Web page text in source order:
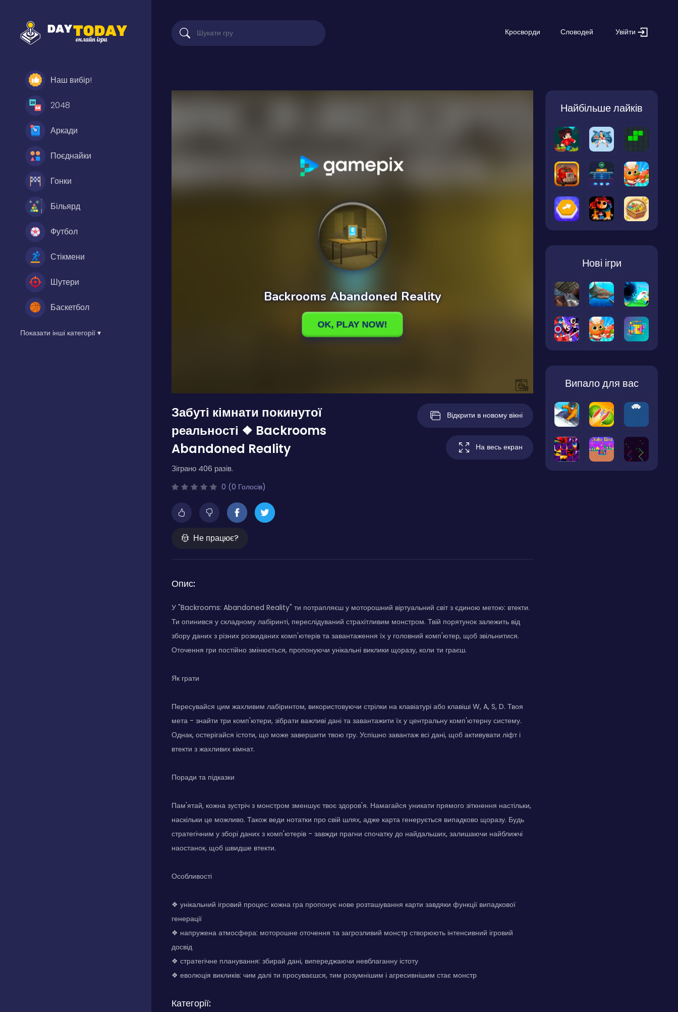
Наш вибір!
2048
Аркади
Поєднайки
Гонки
Більярд
Футбол
Стікмени
Шутери
Баскетбол
Показати інші категорії ▾
Кросворди Словодей Увійти
Забуті кімнати покинутої
реальності ❖ Backrooms
Abandoned Reality
Зіграно 406 разів.
0 (0 Голосів)
Не працює?
Відкрити в новому вікні
На весь екран
Опис:
У "Backrooms: Abandoned Reality" ти потрапляєш у моторошний віртуальний світ з єдиною метою: втекти.
Ти опинився у складному лабіринті, переслідуваний страхітливим монстром. Твій порятунок залежить від
збору даних з різних розкиданих комп'ютерів та завантаження їх у головний комп'ютер, щоб звільнитися.
Оточення гри постійно змінюється, пропонуючи унікальні виклики щоразу, коли ти граєш.
Як грати
Пересувайся цим жахливим лабіринтом, використовуючи стрілки на клавіатурі або клавіші W, A, S, D. Твоя
мета - знайти три комп'ютери, зібрати важливі дані та завантажити їх у центральну комп'ютерну систему.
Однак, остерігайся істоти, що може завершити твою гру. Успішно завантаж всі дані, щоб активувати ліфт і
втекти з жахливих кімнат.
Поради та підказки
Пам'ятай, кожна зустріч з монстром зменшує твоє здоров'я. Намагайся уникати прямого зіткнення настільки,
наскільки це можливо. Також веди нотатки про свій шлях, адже карта генерується випадково щоразу. Будь
стратегічним у зборі даних з комп'ютерів - завжди прагни спочатку до найдальших, залишаючи найближчі
наостанок, щоб швидше втекти.
Особливості
❖ унікальний ігровий процес: кожна гра пропонує нове розташування карти завдяки функції випадкової
генерації
❖ напружена атмосфера: моторошне оточення та загрозливий монстр створюють інтенсивний ігровий
досвід
❖ стратегічне планування: збирай дані, випереджаючи невблаганну істоту
❖ еволюція викликів: чим далі ти просуваєшся, тим розумнішим і агресивнішим стає монстр
Категорії:
Найбільше лайків
Нові ігри
Випало для вас